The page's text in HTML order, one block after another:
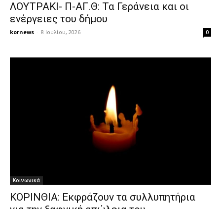
ΛΟΥΤΡΑΚΙ- Π-ΑΓ.Θ: Τα Γεράνεια και οι
ενέργειες του δήμου
kornews - 8 Ιουλίου, 2026 0
Κοινωνικά
ΚΟΡΙΝΘΙΑ: Εκφράζουν τα συλλυπητήρια